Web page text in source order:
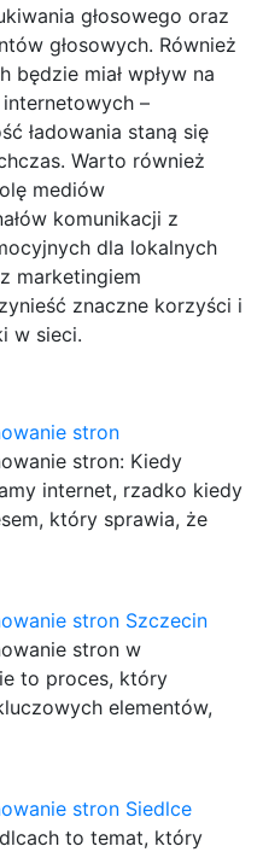
głosowego oraz
głosowych. Również
miał wpływ na
–
ładowania staną się
Warto również
mediów
komunikacji z
dla lokalnych
marketingiem
znaczne korzyści i
w sieci.
stron
stron: Kiedy
internet, rzadko kiedy
który sprawia, że
stron Szczecin
stron w
to proces, który
elementów,
stron Siedlce
to temat, który